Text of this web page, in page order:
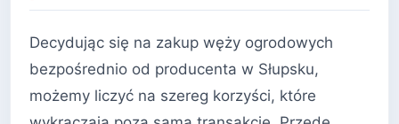
Decydując się na zakup węży ogrodowych
bezpośrednio od producenta w Słupsku,
możemy liczyć na szereg korzyści, które